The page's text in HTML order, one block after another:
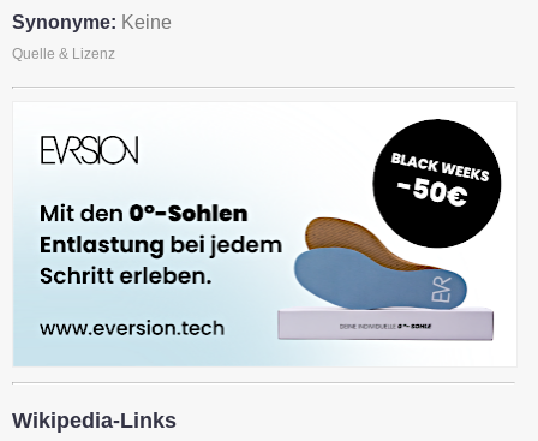
Synonyme: Keine
Quelle & Lizenz
Wikipedia-Links